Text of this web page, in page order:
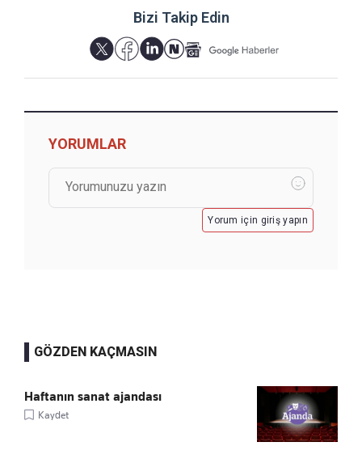
Bizi Takip Edin
YORUMLAR
Yorum için giriş yapın
GÖZDEN KAÇMASIN
Haftanın sanat ajandası
Kaydet